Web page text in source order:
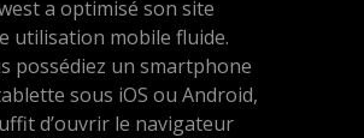
a optimisé son site
utilisation mobile fluide.
possédiez un smartphone
sous iOS ou Android,
d’ouvrir le navigateur